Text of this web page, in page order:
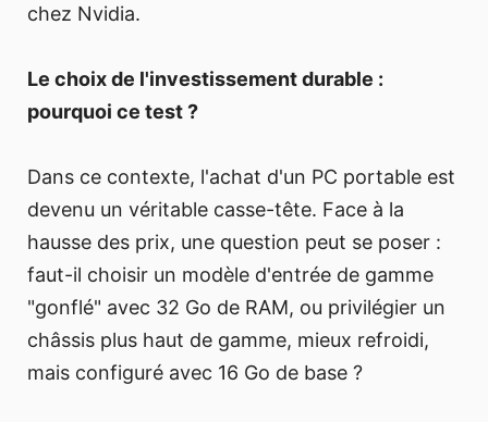
chez Nvidia.
Le choix de l'investissement durable :
pourquoi ce test ?
Dans ce contexte, l'achat d'un PC portable est
devenu un véritable casse-tête. Face à la
hausse des prix, une question peut se poser :
faut-il choisir un modèle d'entrée de gamme
"gonflé" avec 32 Go de RAM, ou privilégier un
châssis plus haut de gamme, mieux refroidi,
mais configuré avec 16 Go de base ?